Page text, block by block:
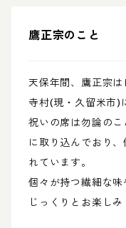
鷹正宗のこと
天保年間、鷹正宗
寺村(現・久留米市)
祝いの席は勿論の
に取り込んでおり
れています。
個々が持つ繊細な
じっくりとお楽しみ